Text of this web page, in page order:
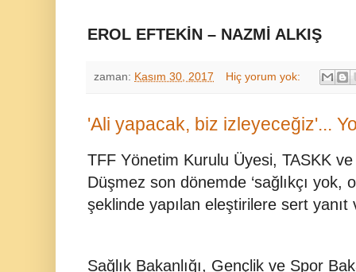
EROL EFTEKİN – NAZMİ ALKIŞ
zaman: Kasım 30, 2017 Hiç yorum yok:
'Ali yapacak, biz izleyeceğiz'...
TFF Yönetim Kurulu Üyesi, TASKK
Düşmez son dönemde ‘sağlıkçı yok,
şeklinde yapılan eleştirilere sert yanıt
Sağlık Bakanlığı, Gençlik ve Spor